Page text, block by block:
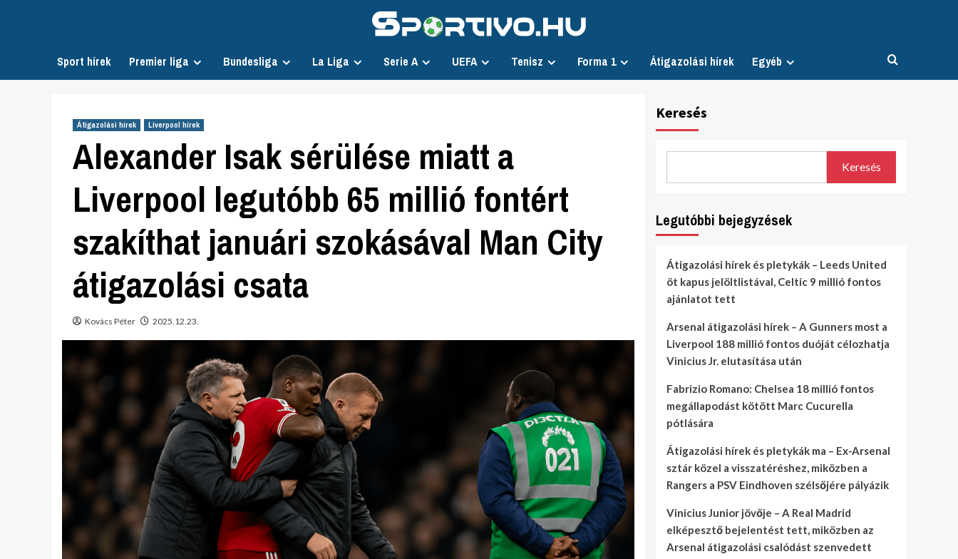
Sport hírek Premier liga Bundesliga La Liga Serie A UEFA Tenisz Forma 1 Átigazolási hírek Egyéb
Átigazolási hírek Liverpool hírek
Alexander Isak sérülése miatt a
Liverpool legutóbb 65 millió fontért
szakíthat januári szokásával Man City
átigazolási csata
Kovács Péter 2025.12.23.
Keresés
Keresés
Legutóbbi bejegyzések
Átigazolási hírek és pletykák – Leeds United
öt kapus jelöltlistával, Celtic 9 millió fontos
ajánlatot tett
Arsenal átigazolási hírek – A Gunners most a
Liverpool 188 millió fontos duóját célozhatja
Vinicius Jr. elutasítása után
Fabrizio Romano: Chelsea 18 millió fontos
megállapodást kötött Marc Cucurella
pótlására
Átigazolási hírek és pletykák ma – Ex-Arsenal
sztár közel a visszatéréshez, miközben a
Rangers a PSV Eindhoven szélsőjére pályázik
Vinicius Junior jövője – A Real Madrid
elképesztő bejelentést tett, miközben az
Arsenal átigazolási csalódást szenvedett